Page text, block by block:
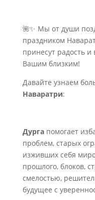
🌺✨ Мы от души
праздником
принесут радость
Вашим близким!
Давайте узнаем
Наваратри:
Дургапомогает
проблем, старых
изживших себя
прошлого, блоков,
смелостью,
будущее с